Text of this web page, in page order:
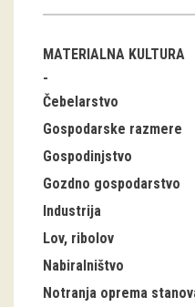
Group visits
education
publications
Etnolog
Books
DVD-s
MATERIALNA KULTURA
Čebelarstvo
Gospodarske razmere
Gospodinjstvo
Gozdno gospodarstvo
Industrija
Lov, ribolov
Nabiralništvo
Notranja oprema